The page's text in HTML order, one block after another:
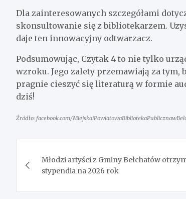
Dla zainteresowanych szczegółami
skonsultowanie się z bibliotekarzem.
daje ten innowacyjny odtwarzacz.
Podsumowując, Czytak 4 to nie tylko
wzroku. Jego zalety przemawiają za tym,
pragnie cieszyć się literaturą w formie
dziś!
Źródło: facebook.com/
wpisu
Młodzi artyści z Gminy Bełchatów
stypendia na 2026 rok